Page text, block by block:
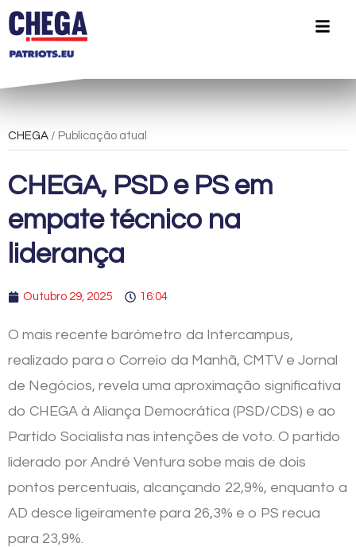
CHEGA / Publicação atual
CHEGA, PSD e PS em
empate técnico na
liderança
Outubro 29, 2025 16:04
O mais recente barómetro da Intercampus,
realizado para o Correio da Manhã, CMTV e Jornal
de Negócios, revela uma aproximação significativa
do CHEGA à Aliança Democrática (PSD/CDS) e ao
Partido Socialista nas intenções de voto. O partido
liderado por André Ventura sobe mais de dois
pontos percentuais, alcançando 22,9%, enquanto a
AD desce ligeiramente para 26,3% e o PS recua
para 23,9%.